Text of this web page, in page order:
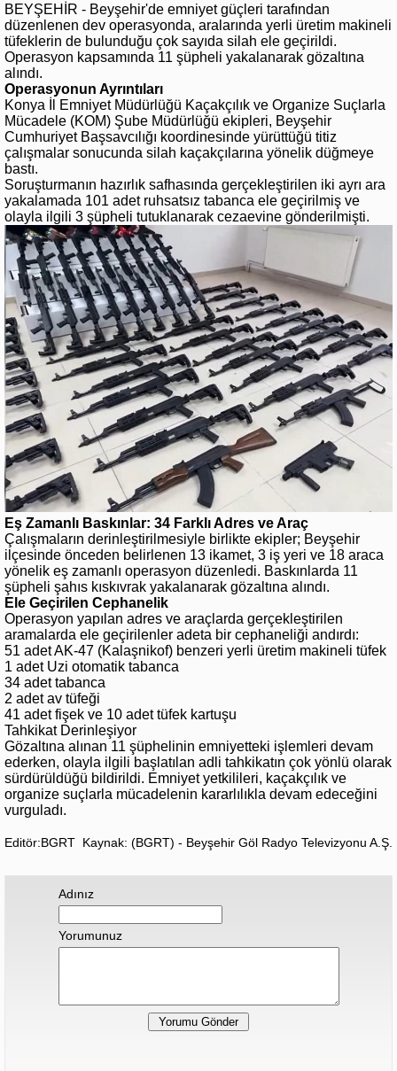
BEYŞEHİR - Beyşehir'de emniyet güçleri tarafından
düzenlenen dev operasyonda, aralarında yerli üretim makineli
tüfeklerin de bulunduğu çok sayıda silah ele geçirildi.
Operasyon kapsamında 11 şüpheli yakalanarak gözaltına
alındı.
Operasyonun Ayrıntıları
Konya İl Emniyet Müdürlüğü Kaçakçılık ve Organize Suçlarla
Mücadele (KOM) Şube Müdürlüğü ekipleri, Beyşehir
Cumhuriyet Başsavcılığı koordinesinde yürüttüğü titiz
çalışmalar sonucunda silah kaçakçılarına yönelik düğmeye
bastı.
Soruşturmanın hazırlık safhasında gerçekleştirilen iki ayrı ara
yakalamada 101 adet ruhsatsız tabanca ele geçirilmiş ve
olayla ilgili 3 şüpheli tutuklanarak cezaevine gönderilmişti.
Eş Zamanlı Baskınlar: 34 Farklı Adres ve Araç
Çalışmaların derinleştirilmesiyle birlikte ekipler; Beyşehir
ilçesinde önceden belirlenen 13 ikamet, 3 iş yeri ve 18 araca
yönelik eş zamanlı operasyon düzenledi. Baskınlarda 11
şüpheli şahıs kıskıvrak yakalanarak gözaltına alındı.
Ele Geçirilen Cephanelik
Operasyon yapılan adres ve araçlarda gerçekleştirilen
aramalarda ele geçirilenler adeta bir cephaneliği andırdı:
51 adet AK-47 (Kalaşnikof) benzeri yerli üretim makineli tüfek
1 adet Uzi otomatik tabanca
34 adet tabanca
2 adet av tüfeği
41 adet fişek ve 10 adet tüfek kartuşu
Tahkikat Derinleşiyor
Gözaltına alınan 11 şüphelinin emniyetteki işlemleri devam
ederken, olayla ilgili başlatılan adli tahkikatın çok yönlü olarak
sürdürüldüğü bildirildi. Emniyet yetkilileri, kaçakçılık ve
organize suçlarla mücadelenin kararlılıkla devam edeceğini
vurguladı.
Editör:BGRT Kaynak: (BGRT) - Beyşehir Göl Radyo Televizyonu A.Ş.
Adınız
Yorumunuz